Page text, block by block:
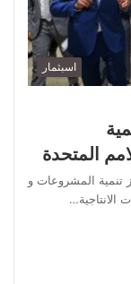
اسبثمار
المتحدة
تنمية المشروعات و
الانتاجية…